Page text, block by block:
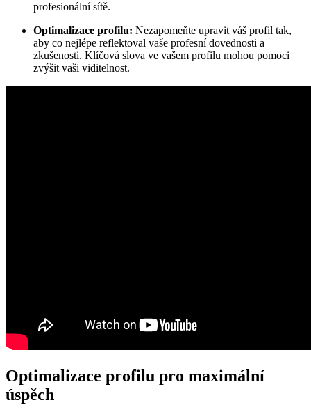
profesionální sítě.
Optimalizace profilu: Nezapomeňte upravit váš profil tak,
aby co nejlépe reflektoval vaše profesní dovednosti a
zkušenosti. Klíčová slova ve vašem profilu mohou pomoci
zvýšit vaši viditelnost.
Optimalizace profilu pro maximální
úspěch